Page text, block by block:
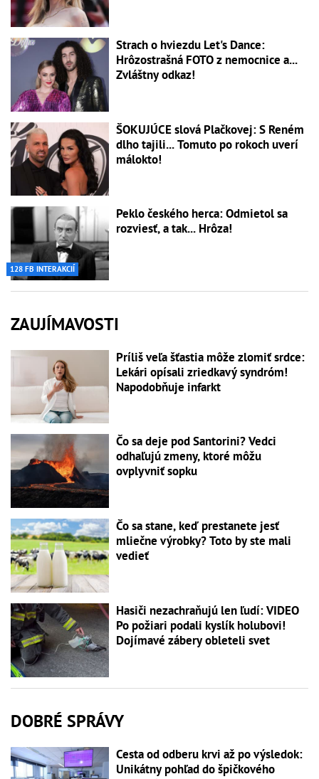
Strach o hviezdu Let's Dance:
Hrôzostrašná FOTO z nemocnice a...
Zvláštny odkaz!
ŠOKUJÚCE slová Plačkovej: S Reném
dlho tajili... Tomuto po rokoch uverí
málokto!
128 FB INTERAKCIÍ
Peklo českého herca: Odmietol sa
rozviesť, a tak... Hrôza!
ZAUJÍMAVOSTI
Príliš veľa šťastia môže zlomiť srdce:
Lekári opísali zriedkavý syndróm!
Napodobňuje infarkt
Čo sa deje pod Santorini? Vedci
odhaľujú zmeny, ktoré môžu
ovplyvniť sopku
Čo sa stane, keď prestanete jesť
mliečne výrobky? Toto by ste mali
vedieť
Hasiči nezachraňujú len ľudí: VIDEO
Po požiari podali kyslík holubovi!
Dojímavé zábery obleteli svet
DOBRÉ SPRÁVY
Cesta od odberu krvi až po výsledok:
Unikátny pohľad do špičkového